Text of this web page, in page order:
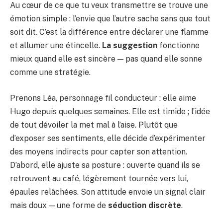
Au cœur de ce que tu veux transmettre se trouve une
émotion simple : l’envie que l’autre sache sans que tout
soit dit. C’est la différence entre déclarer une flamme
et allumer une étincelle. La suggestion fonctionne
mieux quand elle est sincère — pas quand elle sonne
comme une stratégie.
Prenons Léa, personnage fil conducteur : elle aime
Hugo depuis quelques semaines. Elle est timide ; l’idée
de tout dévoiler la met mal à l’aise. Plutôt que
d’exposer ses sentiments, elle décide d’expérimenter
des moyens indirects pour capter son attention.
D’abord, elle ajuste sa posture : ouverte quand ils se
retrouvent au café, légèrement tournée vers lui,
épaules relâchées. Son attitude envoie un signal clair
mais doux — une forme de séduction discrète.